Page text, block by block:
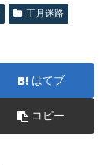
正月迷路
はてブ
コピー